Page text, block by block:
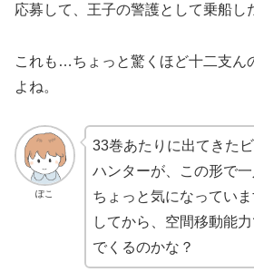
応募して、王子の警護として乗船し
これも…ちょっと驚くほど十二支ん
よね。
ぽこ
33巻あたりに出てきた
ハンターが、この形で
ちょっと気になってい
してから、空間移動能
でくるのかな？